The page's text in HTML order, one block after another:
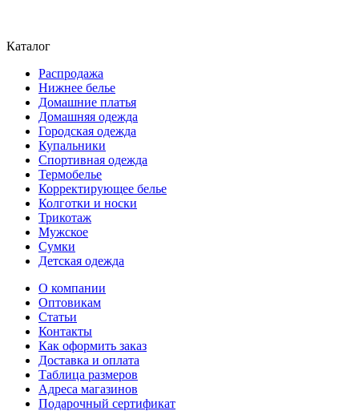
Каталог
Распродажа
Нижнее белье
Домашние платья
Домашняя одежда
Городская одежда
Купальники
Спортивная одежда
Термобелье
Корректирующее белье
Колготки и носки
Трикотаж
Мужское
Сумки
Детская одежда
О компании
Оптовикам
Статьи
Контакты
Как оформить заказ
Доставка и оплата
Таблица размеров
Адреса магазинов
Подарочный сертификат